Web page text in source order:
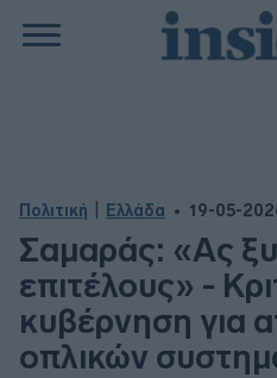
Πολιτική Ελλάδα 19-05-
Σαμαράς: «Ας
επιτέλους» -
κυβέρνηση για
οπλικών